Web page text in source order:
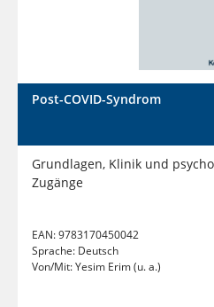
Post-COVID-Syndrom
Grundlagen, Klinik und
Zugänge
EAN:9783170450042
Sprache: Deutsch
Von/Mit:Yesim Erim (u. a.)